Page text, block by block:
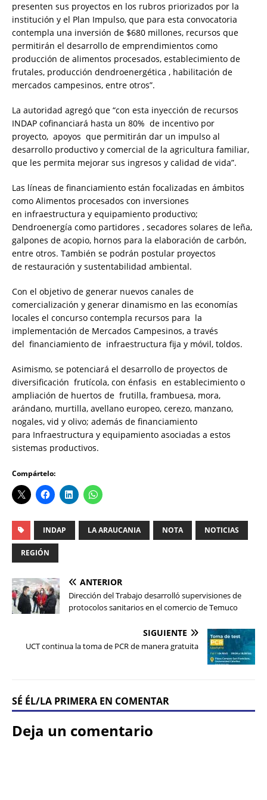
presenten sus proyectos en los rubros priorizados por la
institución y el Plan Impulso, que para esta convocatoria
contempla una inversión de $680 millones, recursos que
permitirán el desarrollo de emprendimientos como
producción de alimentos procesados, establecimiento de
frutales, producción dendroenergética , habilitación de
mercados campesinos, entre otros”.
La autoridad agregó que “con esta inyección de recursos
INDAP cofinanciará hasta un 80% de incentivo por
proyecto, apoyos que permitirán dar un impulso al
desarrollo productivo y comercial de la agricultura familiar,
que les permita mejorar sus ingresos y calidad de vida”.
Las líneas de financiamiento están focalizadas en ámbitos
como Alimentos procesados con inversiones
en infraestructura y equipamiento productivo;
Dendroenergía como partidores , secadores solares de leña,
galpones de acopio, hornos para la elaboración de carbón,
entre otros. También se podrán postular proyectos
de restauración y sustentabilidad ambiental.
Con el objetivo de generar nuevos canales de
comercialización y generar dinamismo en las economías
locales el concurso contempla recursos para la
implementación de Mercados Campesinos, a través
del financiamiento de infraestructura fija y móvil, toldos.
Asimismo, se potenciará el desarrollo de proyectos de
diversificación frutícola, con énfasis en establecimiento o
ampliación de huertos de frutilla, frambuesa, mora,
arándano, murtilla, avellano europeo, cerezo, manzano,
nogales, vid y olivo; además de financiamiento
para Infraestructura y equipamiento asociadas a estos
sistemas productivos.
Compártelo:
INDAP LA ARAUCANIA NOTA NOTICIAS
REGIÓN
ANTERIOR
Dirección del Trabajo desarrolló supervisiones de
protocolos sanitarios en el comercio de Temuco
SIGUIENTE
UCT continua la toma de PCR de manera gratuita
SÉ ÉL/LA PRIMERA EN COMENTAR
Deja un comentario